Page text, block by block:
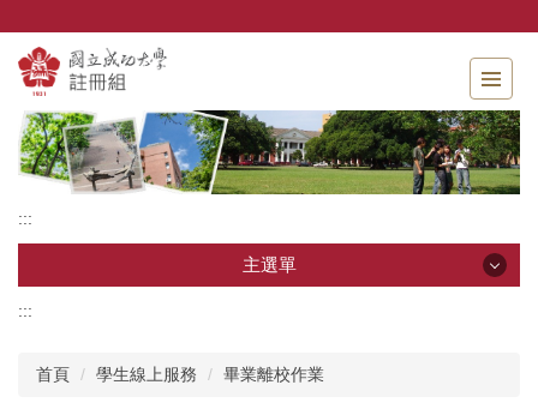
主
要
內
容
區
:::
主選單
單位介紹
:::
首頁 學生線上服務 畢業離校作業